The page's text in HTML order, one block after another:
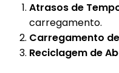
Atrasos de
carregamento.
Carregamento
Reciclagem de